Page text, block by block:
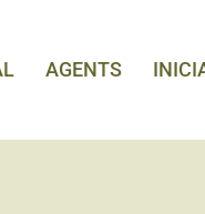
AGENTS